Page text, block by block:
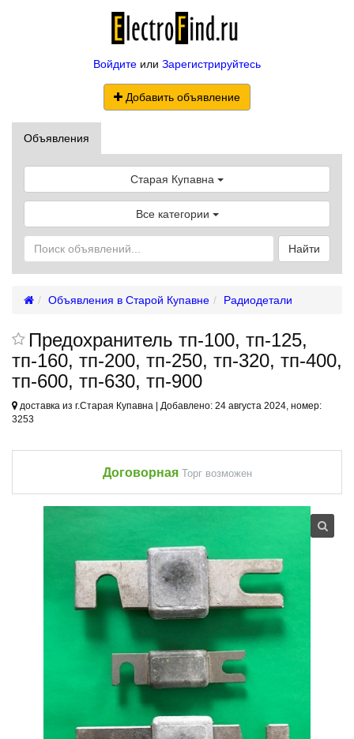
Войдите или Зарегистрируйтесь
Добавить объявление
Объявления
Старая Купавна
Все категории
Найти
Объявления в Старой Купавне Радиодетали
Предохранитель тп-100, тп-125,
тп-160, тп-200, тп-250, тп-320, тп-400,
тп-600, тп-630, тп-900
доставка из г.Старая Купавна | Добавлено: 24 августа 2024, номер:
3253
Договорная Торг возможен